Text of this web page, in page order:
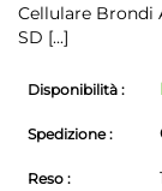
Cellulare Brondi
SD [...]
Disponibilità :
Spedizione :
Reso :